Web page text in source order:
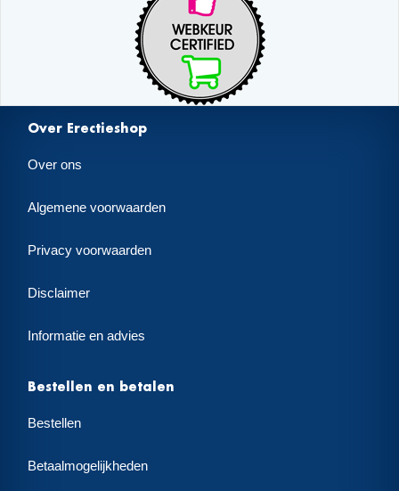
Over Erectieshop
Over ons
Algemene voorwaarden
Privacy voorwaarden
Disclaimer
Informatie en advies
Bestellen en betalen
Bestellen
Betaalmogelijkheden